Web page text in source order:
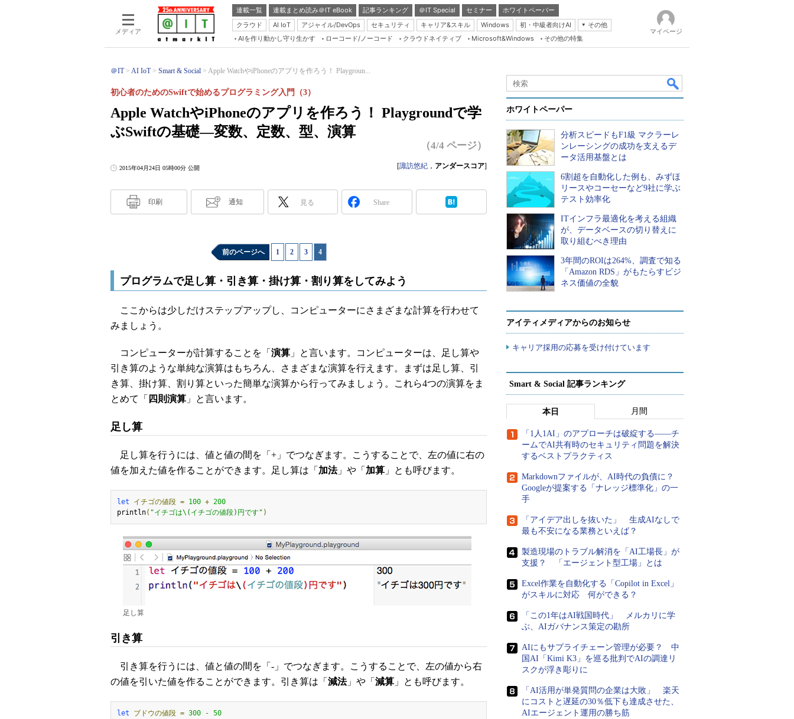
メディア
連載一覧 連載まとめ読み＠IT eBook 記事ランキング ＠IT Special セミナー
ホワイトペーパー
クラウド
AI IoT アジャイル/DevOps セキュリティ キャリア&スキル Windows 初・中級者向けAI
その他
Server & Storage
Java Agile
Database Expert
Master of IP Network
Security & Trust
Test & Tools
AIを作り動かし守り生かす ローコード/ノーコード クラウドネイティブ Microsoft&Windows その他の特集
マイページ
＠IT AI IoT Smart & Social Apple WatchやiPhoneのアプリを作ろう！ Playgroun...
Apple WatchやiPhoneのアプリを作ろう！ Playgroundで学
ぶSwiftの基礎―変数、定数、型、演算
初心者のためのSwiftで始めるプログラミング入門（3）
（4/4 ページ）
2015年04月24日 05時00分 公開 [諏訪悠紀 ， アンダースコア]
印刷 通知 見る Share
前のページへ 1 2 3 4
プログラムで足し算・引き算・掛け算・割り算をしてみよう
ここからは少しだけステップアップし、コンピューターにさまざまな計算を行わせて
みましょう。
コンピューターが計算することを「 演算 」と言います。コンピューターは、足し算や
引き算のような単純な演算はもちろん、さまざまな演算を行えます。まずは足し算、引
き算、掛け算、割り算といった簡単な演算から行ってみましょう。これら4つの演算をま
とめて「 四則演算 」と言います。
足し算
足し算を行うには、値と値の間を「+」でつなぎます。こうすることで、左の値に右の
値を加えた値を作ることができます。足し算は「 加法」や「 加算 」とも呼びます。
let イチゴの値段 = 100 + 200
println( "イチゴは\(イチゴの値段)円です" )
足し算
引き算
引き算を行うには、値と値の間を「-」でつなぎます。こうすることで、左の値から右
の値を引いた値を作ることができます。引き算は「 減法」や「 減算 」とも呼びます。
let ブドウの値段 = 300 - 50
ホワイトペーパー
分析スピードもF1級 マクラーレ
ンレーシングの成功を支えるデ
ータ活用基盤とは
6割超を自動化した例も、みずほ
リースやコーセーなど9社に学ぶ
テスト効率化
ITインフラ最適化を考える組織
が、データベースの切り替えに
取り組むべき理由
3年間のROIは264%、調査で知る
「Amazon RDS」がもたらすビジ
ネス価値の全貌
アイティメディアからのお知らせ
キャリア採用の応募を受け付けています
Smart & Social 記事ランキング
本日 月間
「1人1AI」のアプローチは破綻する――チ
ームでAI共有時のセキュリティ問題を解決
するベストプラクティス
Markdownファイルが、AI時代の負債に？
Googleが提案する「ナレッジ標準化」の一
手
「アイデア出しを抜いた」 生成AIなしで
最も不安になる業務といえば？
製造現場のトラブル解消を「AI工場長」が
支援？ 「エージェント型工場」とは
Excel作業を自動化する「Copilot in Excel」
がスキルに対応 何ができる？
「この1年はAI戦国時代」 メルカリに学
ぶ、AIガバナンス策定の勘所
AIにもサプライチェーン管理が必要？ 中
国AI「Kimi K3」を巡る批判でAIの調達リ
スクが浮き彫りに
「AI活用が単発質問の企業は大敗」 楽天
にコストと遅延の30％低下も達成させた、
AIエージェント運用の勝ち筋